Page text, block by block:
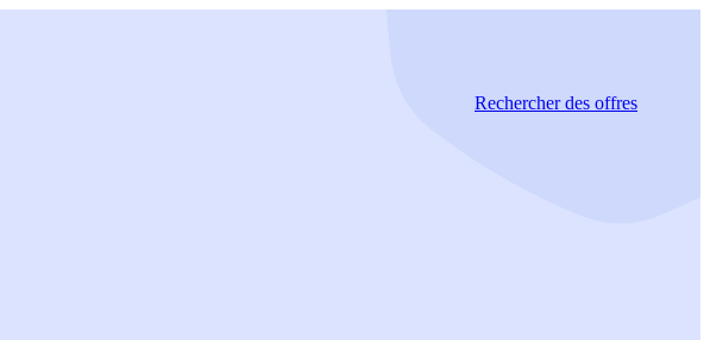
Rechercherdes offres